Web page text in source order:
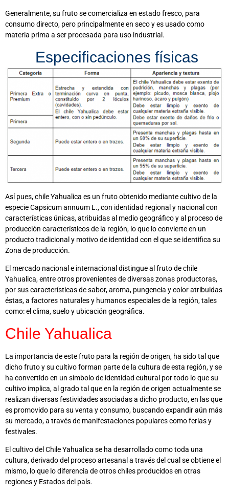
Generalmente, su fruto se comercializa en estado fresco, para
consumo directo, pero principalmente en seco y es usado como
materia prima a ser procesada para uso industrial.
Especificaciones físicas
Así pues, chile Yahualica es un fruto obtenido mediante cultivo de la
especie Capsicum annuum L., con identidad regional y nacional con
características únicas, atribuidas al medio geográfico y al proceso de
producción característicos de la región, lo que lo convierte en un
producto tradicional y motivo de identidad con el que se identifica su
Zona de producción.
El mercado nacional e internacional distingue al fruto de chile
Yahualica, entre otros provenientes de diversas zonas productoras,
por sus características de sabor, aroma, pungencia y color atribuidas
éstas, a factores naturales y humanos especiales de la región, tales
como: el clima, suelo y ubicación geográfica.
Chile Yahualica
La importancia de este fruto para la región de origen, ha sido tal que
dicho fruto y su cultivo forman parte de la cultura de esta región, y se
ha convertido en un símbolo de identidad cultural por todo lo que su
cultivo implica, al grado tal que en la región de origen actualmente se
realizan diversas festividades asociadas a dicho producto, en las que
es promovido para su venta y consumo, buscando expandir aún más
su mercado, a través de manifestaciones populares como ferias y
festivales.
El cultivo del Chile Yahualica se ha desarrollado como toda una
cultura, derivado del proceso artesanal a través del cual se obtiene el
mismo, lo que lo diferencia de otros chiles producidos en otras
regiones y Estados del país.